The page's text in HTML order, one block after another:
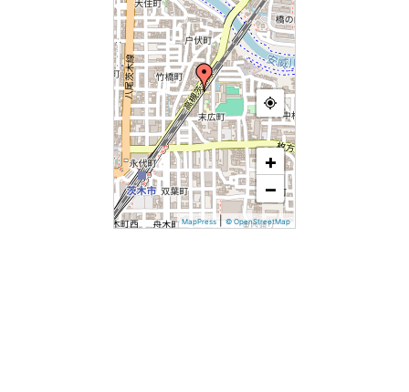
+
−
MapPress|© OpenStreetMap